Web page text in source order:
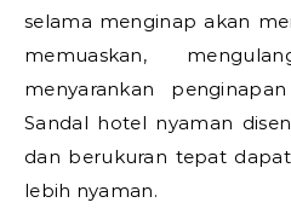
selama menginap akan
memuaskan,
menyarankan
Sandal hotel nyaman
dan berukuran tepat
lebih nyaman.